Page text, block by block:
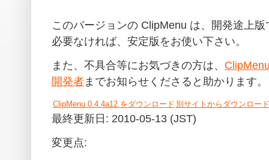
このバージョンの ClipMenu は、開発途上
必要なければ、安定版をお使い下さい。
また、不具合等にお気づきの方は、
開発者までお知らせくださると助かります。
ClipMenu 0.4.4a12 をダウンロード 別サイトからダウンロード
最終更新日: 2010-05-13 (JST)
変更点: